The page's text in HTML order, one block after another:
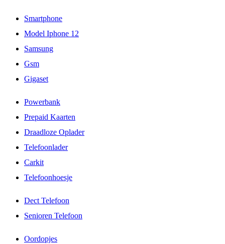
Smartphone
Model Iphone 12
Samsung
Gsm
Gigaset
Powerbank
Prepaid Kaarten
Draadloze Oplader
Telefoonlader
Carkit
Telefoonhoesje
Dect Telefoon
Senioren Telefoon
Oordopjes